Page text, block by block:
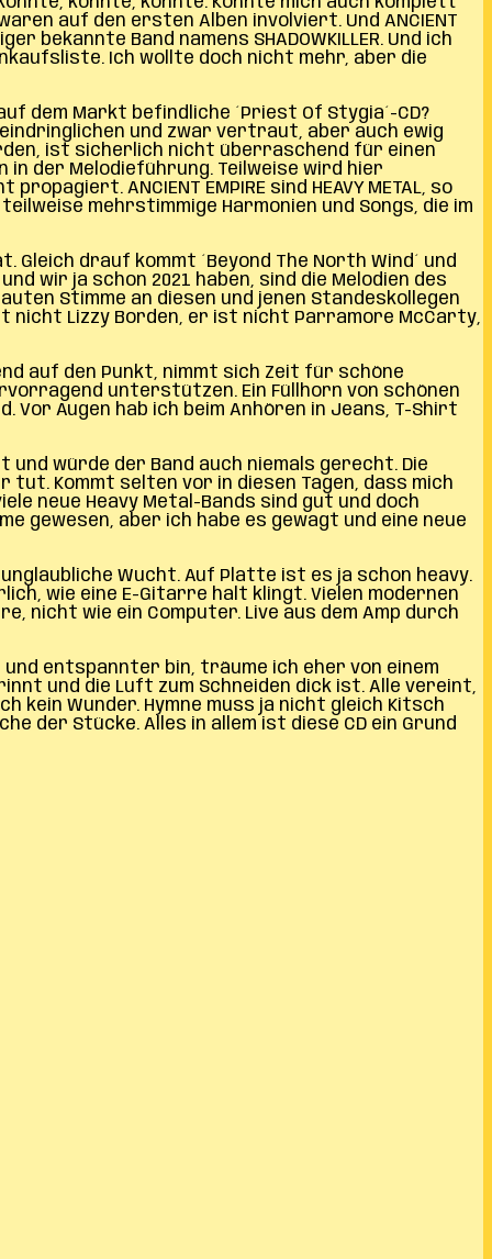
auf den ersten Alben involviert. Und ANCIENT
bekannte Band namens SHADOWKILLER. Und ich
Ich wollte doch nicht mehr, aber die
dem Markt befindliche ´Priest Of Stygia´-CD?
und zwar vertraut, aber auch ewig
ist sicherlich nicht überraschend für einen
der Melodieführung. Teilweise wird hier
ANCIENT EMPIRE sind HEAVY METAL, so
mehrstimmige Harmonien und Songs, die im
drauf kommt ´Beyond The North Wind´ und
wir ja schon 2021 haben, sind die Melodien des
Stimme an diesen und jenen Standeskollegen
nicht Lizzy Borden, er ist nicht Parramore McCarty,
auf den Punkt, nimmt sich Zeit für schöne
unterstützen. Ein Füllhorn von schönen
Vor Augen hab ich beim Anhören in Jeans, T-Shirt
und würde der Band auch niemals gerecht. Die
tut. Kommt selten vor in diesen Tagen, dass mich
neue Heavy Metal-Bands sind gut und doch
gewesen, aber ich habe es gewagt und eine neue
Wucht. Auf Platte ist es ja schon heavy.
wie eine E-Gitarre halt klingt. Vielen modernen
nicht wie ein Computer. Live aus dem Amp durch
entspannter bin, träume ich eher von einem
und die Luft zum Schneiden dick ist. Alle vereint,
kein Wunder. Hymne muss ja nicht gleich Kitsch
der Stücke. Alles in allem ist diese CD ein Grund